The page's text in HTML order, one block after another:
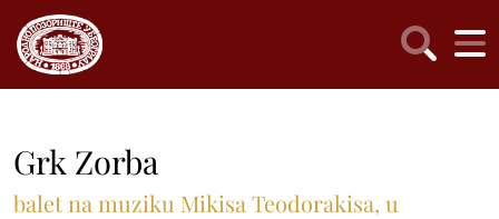
Grk Zorba
balet na muziku Mikisa Teodorakisa, u